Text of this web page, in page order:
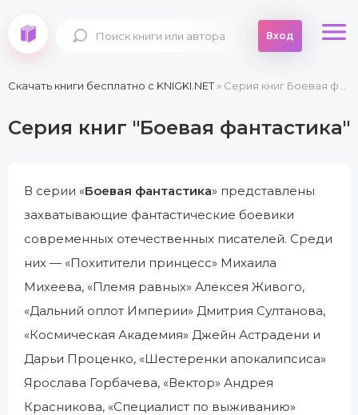
Вход
Скачать книги бесплатно c KNIGKI.NET» Серия книг Боевая фантастика
Серия книг "Боевая фантастика"
В серии «Боевая фантастика» представлены
захватывающие фантастические боевики
современных отечественных писателей. Среди
них — «Похитители принцесс» Михаила
Михеева, «Племя равных» Алексея Живого,
«Дальний оплот Империи» Дмитрия Султанова,
«Космическая Академия» Джейн Астрадени и
Дарьи Проценко, «Шестеренки апокалипсиса»
Ярослава Горбачева, «Вектор» Андрея
Красникова, «Специалист по выживанию»